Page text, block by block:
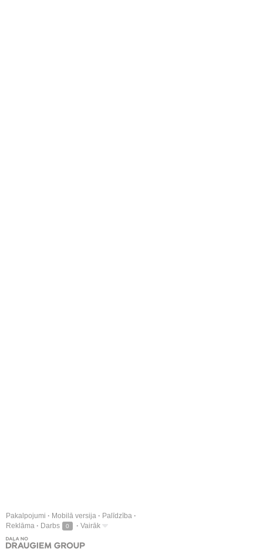
Pakalpojumi Mobilā versija
Palīdzība
Reklāma
Darbs 0 Vairāk